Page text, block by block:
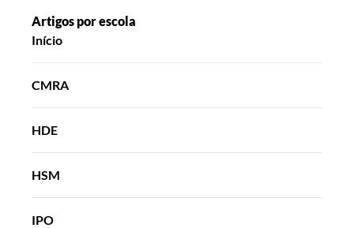
Artigos por escola
Início
CMRA
HDE
HSM
IPO